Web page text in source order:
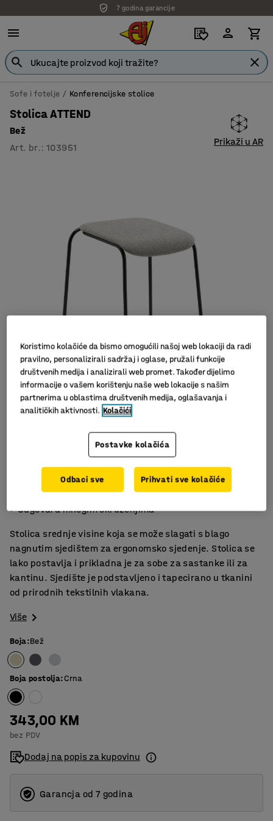
7 godina garancije
Sofe i fotelje Konferencijske stolice
Stolica ATTEND
Bež
Art. br. :103951
Prikaži u AR
Slični proizvodi
Ergonomski položaj sjedenja
Složiva
Odgovara mnogim okruženjima
Stolica srednje visine koja se može slagati s blago
nagnutim sjedištem za ergonomsko sjedenje. Stolica se
lako postavlja i prikladna je za sobe za sastanke ili za
kantinu. Sjedište je podstavljeno i tapecirano u tkanini
od prirodnih tekstilnih vlakana.
Više
Boja:Bež
Boja postolja:Crna
343,00 KM
bez PDV
Dodaj na popis za kupovinu
Garancja od 7 godina
Koristimo kolačiće da bismo omogućili našoj web lokaciji da radi
pravilno, personalizirali sadržaj i oglase, pružali funkcije
društvenih medija i analizirali web promet. Također dijelimo
informacije o vašem korištenju naše web lokacije s našim
partnerima u oblastima društvenih medija, oglašavanja i
analitičkih aktivnosti. Kolačići
Postavke kolačića
Odbaci sve Prihvati sve kolačiće